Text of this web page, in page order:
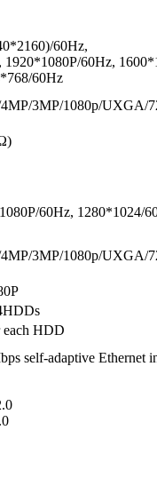
60Hz,
60Hz,
60Hz
3MP/1080p/
60Hz, 1280*1024/
3MP/1080p/
HDD
self-adaptive Ethernet